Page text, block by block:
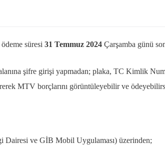
süresi 31 Temmuz 2024 Çarşamba günü
şifre girişi yapmadan; plaka, TC Kimlik
MTV borçlarını görüntüleyebilir ve
Dairesi ve GİB Mobil Uygulaması) üzerinden;